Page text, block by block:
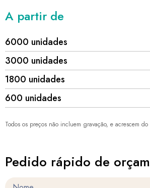
A partir de
6000 unidades
3000 unidades
1800 unidades
600 unidades
Todos os preços não incluem gravação, e acrescem
Pedido rápido de